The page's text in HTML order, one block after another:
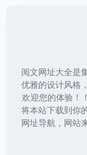
阅文网址大全是
优雅的设计风格
欢迎您的体验！
将本站下载到你
网址导航，网站